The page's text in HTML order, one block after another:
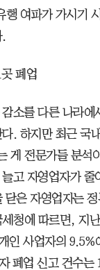
행 여파가 가시기
폐업
소를 다른 나라
. 하지만 최근 국
게 전문가들 분석
고 자영업자가
닫은 자영업자는
청에 따르면, 지
인 사업자의 9.5%
폐업 신고 건수는